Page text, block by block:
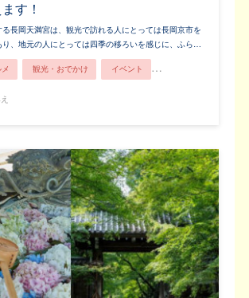
す！
長岡天満宮は、観光で訪れる人にとっては長岡京市を
り、地元の人にとっては四季の移ろいを感じに、ふら…
観光・おでかけ イベント